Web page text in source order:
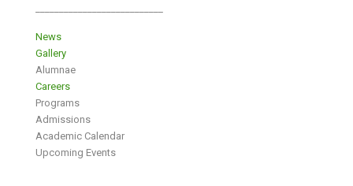
News
Gallery
Alumnae
Careers
Programs
Admissions
Academic Calendar
Upcoming Events